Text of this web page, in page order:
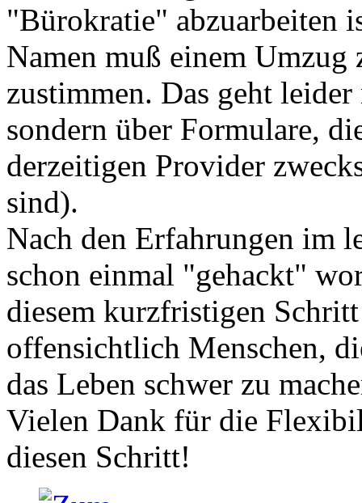
"Bürokratie" abzuarbeiten
Namen muß einem Umzug
zustimmen. Das geht
sondern über Formulare,
derzeitigen Provider
sind).
Nach den Erfahrungen im
schon einmal "gehackt"
diesem kurzfristigen
offensichtlich Menschen,
das Leben schwer zu
Vielen Dank für die
diesen Schritt!